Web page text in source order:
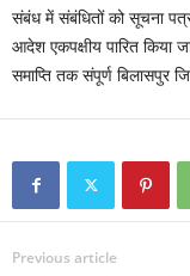
संबंध में संबंधितों को सूचना
आदेश एकपक्षीय पारित किया
समाप्ति तक संपूर्ण बिलासपुर
Previous article